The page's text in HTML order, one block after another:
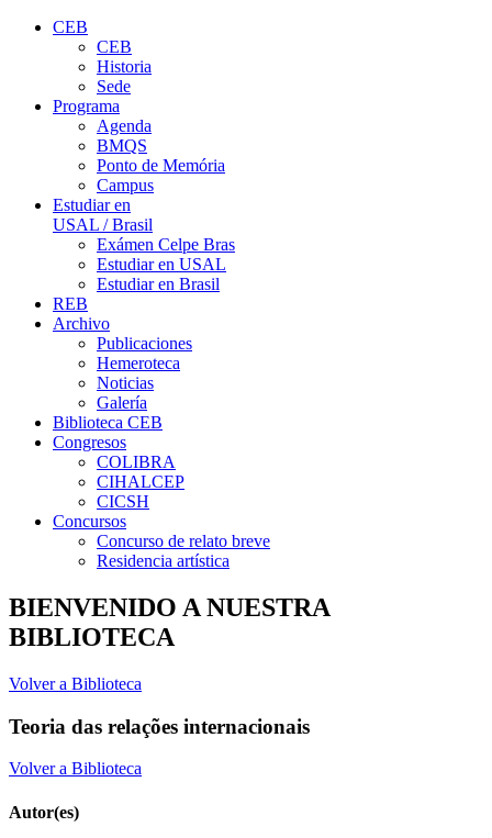
CEB
CEB
Historia
Sede
Programa
Agenda
BMQS
Ponto de Memória
Campus
Estudiar en
USAL / Brasil
Exámen Celpe Bras
Estudiar en USAL
Estudiar en Brasil
REB
Archivo
Publicaciones
Hemeroteca
Noticias
Galería
Biblioteca CEB
Congresos
COLIBRA
CIHALCEP
CICSH
Concursos
Concurso de relato breve
Residencia artística
BIENVENIDO A NUESTRA
BIBLIOTECA
Volver a Biblioteca
Teoria das relações internacionais
Volver a Biblioteca
Autor(es)